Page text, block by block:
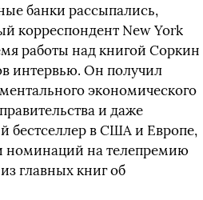
банки рассыпались,
корреспондент New York
работы над книгой Соркин
интервью. Он получил
экономического
и даже
бестселлер в США и Европе,
номинаций на телепремию
главных книг об